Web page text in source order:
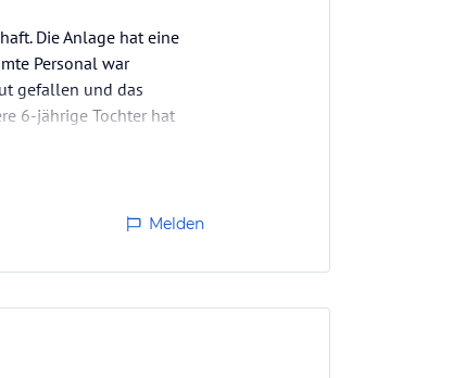
Die Anlage hat eine
Personal war
gefallen und das
6-jährige Tochter hat
Melden